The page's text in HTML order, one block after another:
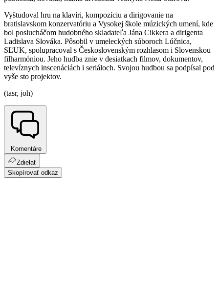
Vyštudoval hru na klavíri, kompozíciu a dirigovanie na
bratislavskom konzervatóriu a Vysokej škole múzických umení, kde
bol poslucháčom hudobného skladateľa Jána Cikkera a dirigenta
Ladislava Slováka. Pôsobil v umeleckých súboroch Lúčnica,
SĽUK, spolupracoval s Československým rozhlasom i Slovenskou
filharmóniou. Jeho hudba znie v desiatkach filmov, dokumentov,
televíznych inscenáciách i seriáloch. Svojou hudbou sa podpísal pod
vyše sto projektov.
(tasr, joh)
Komentáre
Zdielať
Skopírovať odkaz